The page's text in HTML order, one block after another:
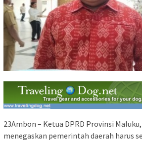
23Ambon – Ketua DPRD Provinsi
menegaskan pemerintah daerah harus